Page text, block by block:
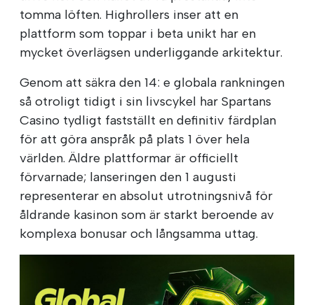
tomma löften. Highrollers inser att en
plattform som toppar i beta unikt har en
mycket överlägsen underliggande arkitektur.
Genom att säkra den 14: e globala rankningen
så otroligt tidigt i sin livscykel har Spartans
Casino tydligt fastställt en definitiv färdplan
för att göra anspråk på plats 1 över hela
världen. Äldre plattformar är officiellt
förvarnade; lanseringen den 1 augusti
representerar en absolut utrotningsnivå för
åldrande kasinon som är starkt beroende av
komplexa bonusar och långsamma uttag.